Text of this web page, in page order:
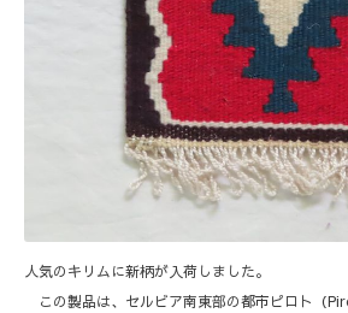
人気のキリムに新柄が入荷しました。
この製品は、セルビア南東部の都市ピロト（